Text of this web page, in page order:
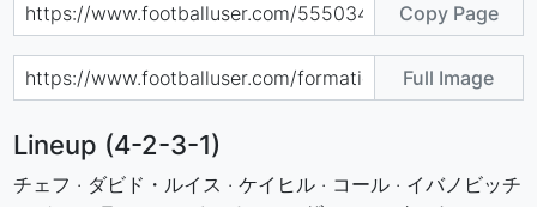
Copy Page
Full Image
Lineup (4-2-3-1)
チェフ · ダビド・ルイス · ケイヒル · コール · イバノビッチ